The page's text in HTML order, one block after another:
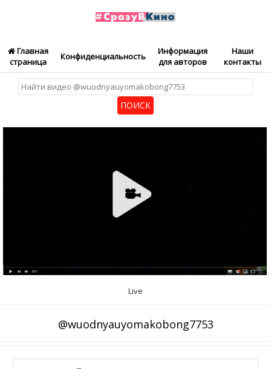
Главная
страница
Конфиденциальность
Информация
для авторов
Наши
контакты
Live
@wuodnyauyomakobong7753